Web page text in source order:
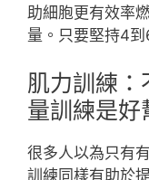
助細胞更有效率
量。只要堅持4到
肌力訓練：
量訓練是好
很多人以為只有
訓練同樣有助於